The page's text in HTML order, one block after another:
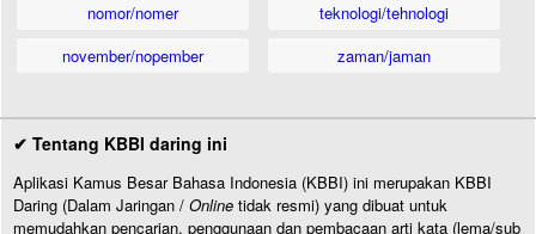
nomor/nomer
november/nopember
teknologi/tehnologi
zaman/jaman
✔ Tentang KBBI daring ini
Aplikasi Kamus Besar Bahasa Indonesia (KBBI) ini merupakan KBBI
Daring (Dalam Jaringan / Online tidak resmi) yang dibuat untuk
memudahkan pencarian, penggunaan dan pembacaan arti kata (lema/sub